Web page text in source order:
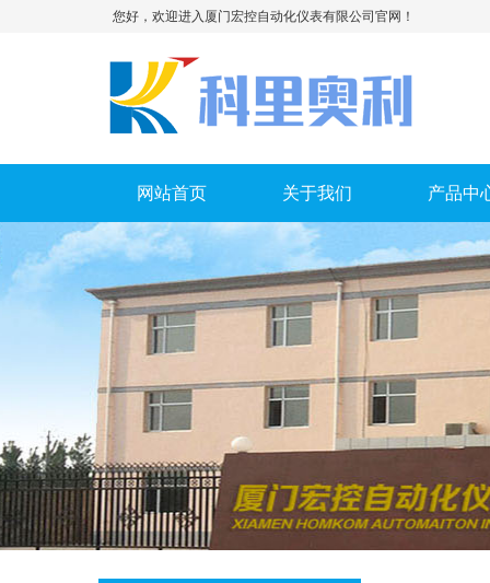
您好，欢迎进入厦门宏控自动化仪表有限公司官网！
网站首页 关于我们 产品中